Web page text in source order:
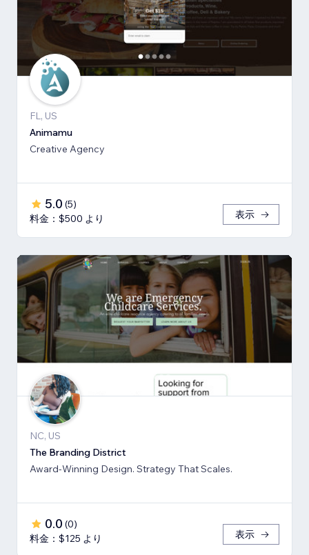
FL, US
Animamu
Creative Agency
5.0 (5)
料金：$500 より
表示
NC, US
The Branding District
Award-Winning Design. Strategy That Scales.
0.0 (0)
料金：$125 より
表示